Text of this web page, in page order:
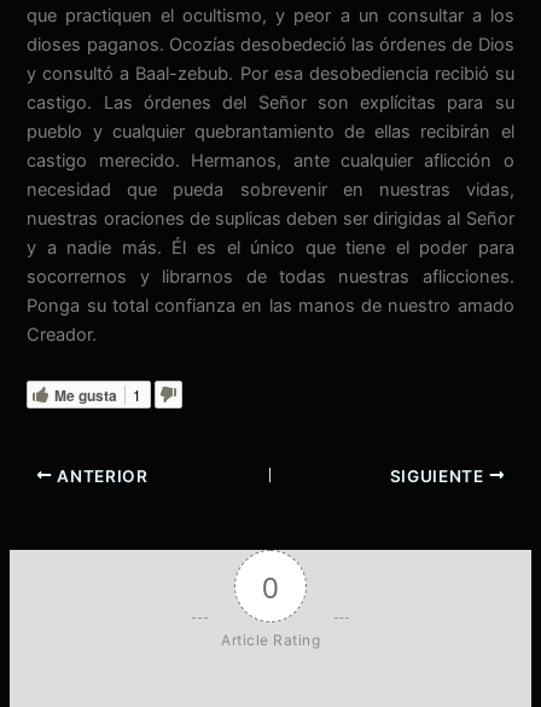
que practiquen el ocultismo, y peor a un consultar a los
dioses paganos. Ocozías desobedeció las órdenes de Dios
y consultó a Baal-zebub. Por esa desobediencia recibió su
castigo. Las órdenes del Señor son explícitas para su
pueblo y cualquier quebrantamiento de ellas recibirán el
castigo merecido. Hermanos, ante cualquier aflicción o
necesidad que pueda sobrevenir en nuestras vidas,
nuestras oraciones de suplicas deben ser dirigidas al Señor
y a nadie más. Él es el único que tiene el poder para
socorrernos y librarnos de todas nuestras aflicciones.
Ponga su total confianza en las manos de nuestro amado
Creador.
Me gusta 1
ANTERIOR SIGUIENTE
0
Article Rating